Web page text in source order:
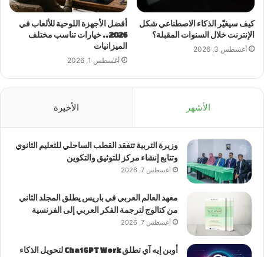
كيف سيغيّر الذكاء الاصطناعي شكل
الإنترنت خلال السنوات المقبلة؟
أغسطس 3, 2026
أفضل الأجهزة اللوحية للألعاب في
2026.. خيارات تناسب مختلف
الميزانيات
أغسطس 1, 2026
الأشهر الأخيرة
وزيرة التربية تتفقد القطب الساحلي للتعليم الثانوي
وتتابع إنشاء مركز للتوثيق والتكوين
أغسطس 7, 2026
معهد العالم العربي في باريس يطلق المجلد الثاني
من كتالوج لترجمة الفكر العربي إلى الفرنسية
أغسطس 7, 2026
أوبن إيه آي تطلق ChatGPT Work لتحويل الذكاء